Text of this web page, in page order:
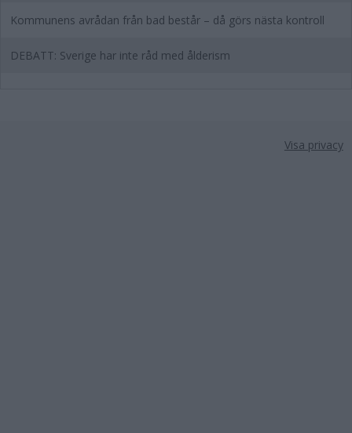
Kommunens avrådan från bad består – då görs nästa kontroll
DEBATT: Sverige har inte råd med ålderism
Visa privacy